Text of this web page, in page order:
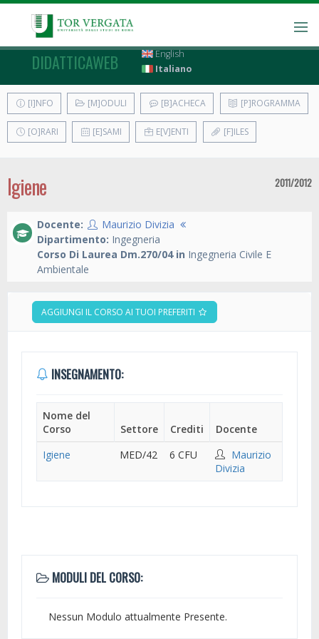
DIDATTICAWEB
English
Italiano
[I]NFO [M]ODULI [B]ACHECA [P]ROGRAMMA
[O]RARI [E]SAMI E[V]ENTI [F]ILES
Igiene 2011/2012
Docente:
Maurizio Divizia
Dipartimento: Ingegneria
Corso Di Laurea Dm.270/04 in Ingegneria Civile E
Ambientale
AGGIUNGI IL CORSO AI TUOI PREFERITI
INSEGNAMENTO:
Nome del
Corso
Settore Crediti
Docente
Igiene
MED/42 6 CFU
Maurizio
Divizia
MODULI DEL CORSO:
Nessun Modulo attualmente Presente.